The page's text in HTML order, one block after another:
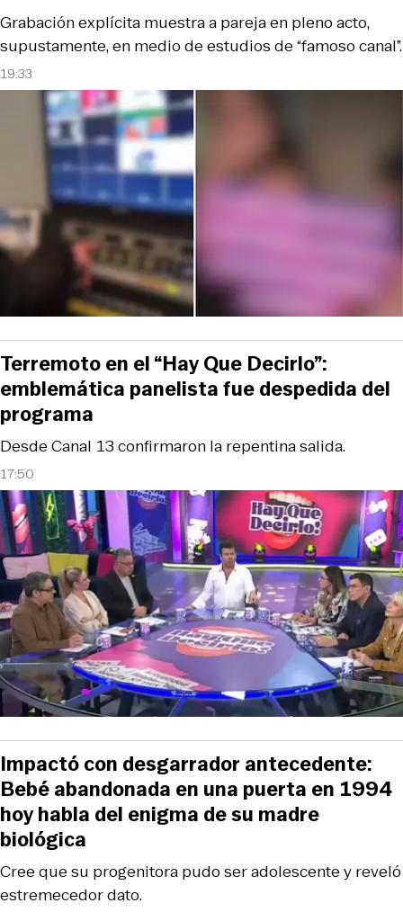
19:33
Grabación explícita muestra a pareja en pleno acto,
supustamente, en medio de estudios de “famoso canal”.
17:50
Desde Canal 13 confirmaron la repentina salida.
Terremoto en el “Hay Que Decirlo”:
emblemática panelista fue despedida del
programa
Cree que su progenitora pudo ser adolescente y reveló
estremecedor dato.
Impactó con desgarrador antecedente:
Bebé abandonada en una puerta en 1994
hoy habla del enigma de su madre
biológica